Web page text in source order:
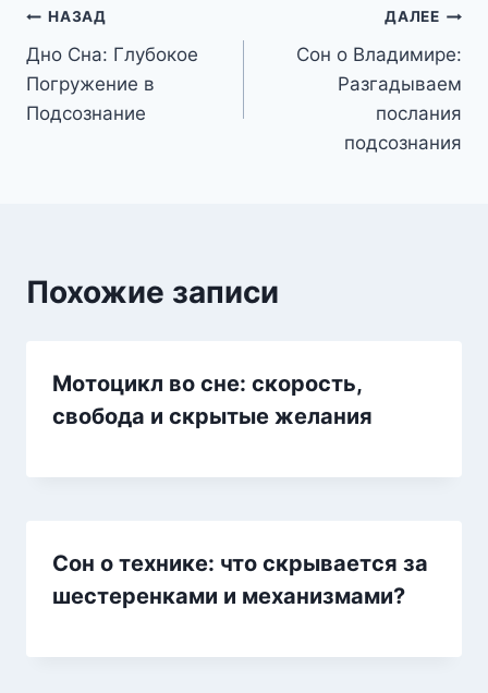
Навигация
по
записям
НАЗАД
Дно Сна: Глубокое
Погружение в
Подсознание
ДАЛЕЕ
Сон о Владимире:
Разгадываем
послания
подсознания
Похожие записи
Мотоцикл во сне: скорость,
свобода и скрытые желания
Сон о технике: что скрывается за
шестеренками и механизмами?